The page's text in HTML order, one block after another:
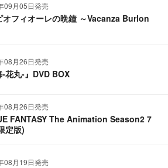
09月05日発売
オフィオーレの晩鐘 ～Vacanza Burlon
08月26日発売
-花丸-』DVD BOX
08月26日発売
FANTASY The Animation Season2 7
定版)
08月19日発売